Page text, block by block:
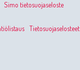
Simo tietosuojaseloste
Tietosuojaselosteet